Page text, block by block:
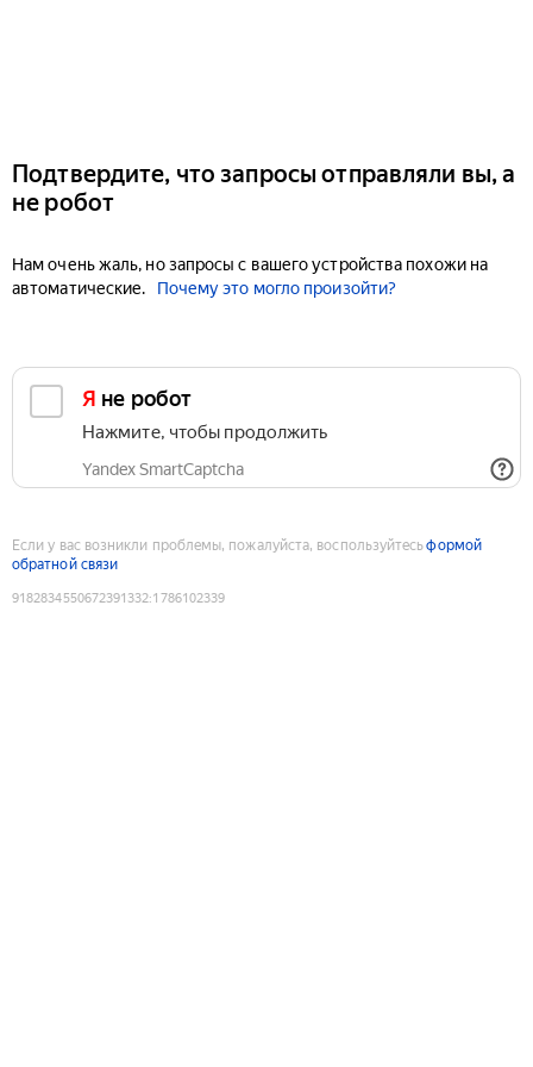
Подтвердите, что запросы отправляли вы, а
не робот
Нам очень жаль, но запросы с вашего устройства похожи на
автоматические.
Почему это могло произойти?
Я не робот
Нажмите, чтобы продолжить
Yandex SmartCaptcha
Если у вас возникли проблемы, пожалуйста, воспользуйтесьформой
обратной связи
9182834550672391332:1786102339